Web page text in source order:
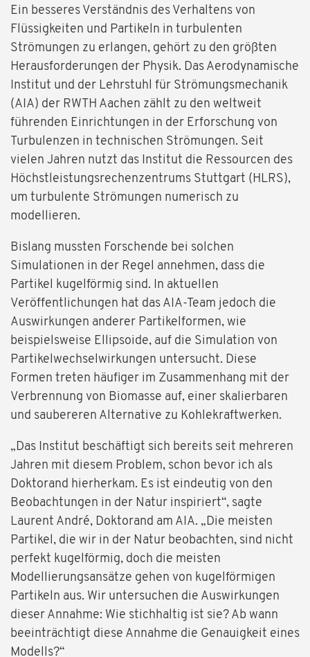
Ein besseres Verständnis des Verhaltens von
Flüssigkeiten und Partikeln in turbulenten
Strömungen zu erlangen, gehört zu den größten
Herausforderungen der Physik. Das Aerodynamische
Institut und der Lehrstuhl für Strömungsmechanik
(AIA) der RWTH Aachen zählt zu den weltweit
führenden Einrichtungen in der Erforschung von
Turbulenzen in technischen Strömungen. Seit
vielen Jahren nutzt das Institut die Ressourcen des
Höchstleistungsrechenzentrums Stuttgart (HLRS),
um turbulente Strömungen numerisch zu
modellieren.
Bislang mussten Forschende bei solchen
Simulationen in der Regel annehmen, dass die
Partikel kugelförmig sind. In aktuellen
Veröffentlichungen hat das AIA-Team jedoch die
Auswirkungen anderer Partikelformen, wie
beispielsweise Ellipsoide, auf die Simulation von
Partikelwechselwirkungen untersucht. Diese
Formen treten häufiger im Zusammenhang mit der
Verbrennung von Biomasse auf, einer skalierbaren
und saubereren Alternative zu Kohlekraftwerken.
„Das Institut beschäftigt sich bereits seit mehreren
Jahren mit diesem Problem, schon bevor ich als
Doktorand hierherkam. Es ist eindeutig von den
Beobachtungen in der Natur inspiriert“, sagte
Laurent André, Doktorand am AIA. „Die meisten
Partikel, die wir in der Natur beobachten, sind nicht
perfekt kugelförmig, doch die meisten
Modellierungsansätze gehen von kugelförmigen
Partikeln aus. Wir untersuchen die Auswirkungen
dieser Annahme: Wie stichhaltig ist sie? Ab wann
beeinträchtigt diese Annahme die Genauigkeit eines
Modells?“